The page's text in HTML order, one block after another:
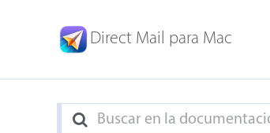
Direct Mail para Mac